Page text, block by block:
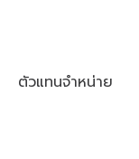
ตัวแทนจำหน่าย